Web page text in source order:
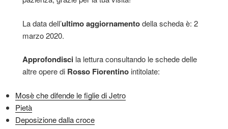
La data dell’ultimo aggiornamentodella scheda è: 2
marzo 2020.
Approfondisci la lettura consultando le schede delle
altre opere di Rosso Fiorentino intitolate:
Mosè che difende le figlie di Jetro
Pietà
Deposizione dalla croce